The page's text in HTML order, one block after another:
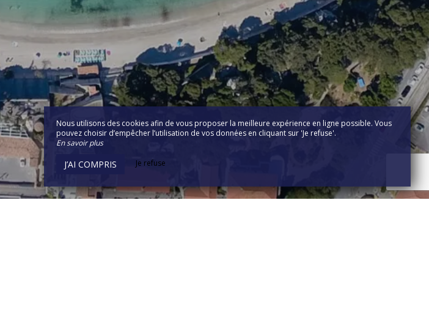
Nous utilisons des cookies afin de vous proposer la meilleure expérience en ligne possible. Vous
pouvez choisir d’empêcher l’utilisation de vos données en cliquant sur 'Je refuse'.
En savoir plus
J’AI COMPRIS Je refuse